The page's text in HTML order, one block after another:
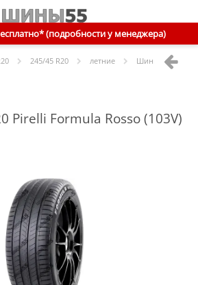
(подробности у менеджера)
20 245/45 R20 летние Шины Pirelli
Pirelli Formula Rosso (103V)